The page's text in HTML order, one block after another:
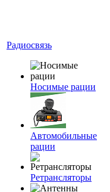
Радиосвязь
Носимые рации
Автомобильные
рации
Ретрансляторы